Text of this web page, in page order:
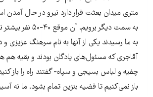
متری میدان بعثت قرار دارد نیرو در حال
به سمت دیگر برویم.
به ما رسیدند یکی از آنها به نام سرهنگ عزیزی
آقاجری که مسئول‌های پادگان بودند و بقیه هم
چفیه و لباس بسیجی و سپاه- گفتند راه را باز
باز نمی‌کنیم تا قضیه بنزین تمام بشود. ما نه